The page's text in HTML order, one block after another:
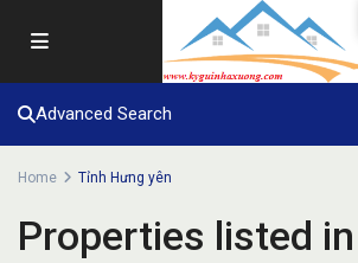
Advanced Search
Home Tỉnh Hưng yên
Properties listed